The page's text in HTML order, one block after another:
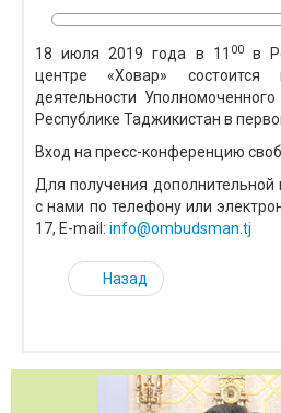
18 июля 2019 года в 11 00 в
центре «Ховар» состоится
деятельности
Республике Таджикистан в
Вход на пресс-конференцию
Для получения
с нами по телефону или
17, E-mail: info@ombudsman.tj
Назад